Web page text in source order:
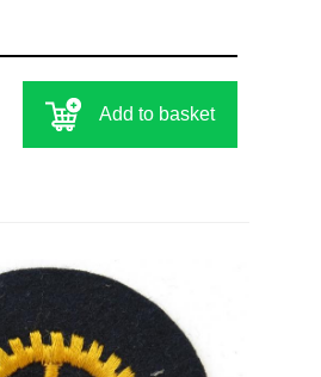
Add to basket